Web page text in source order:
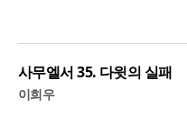
사무엘서 35. 다윗의 실패
이희우